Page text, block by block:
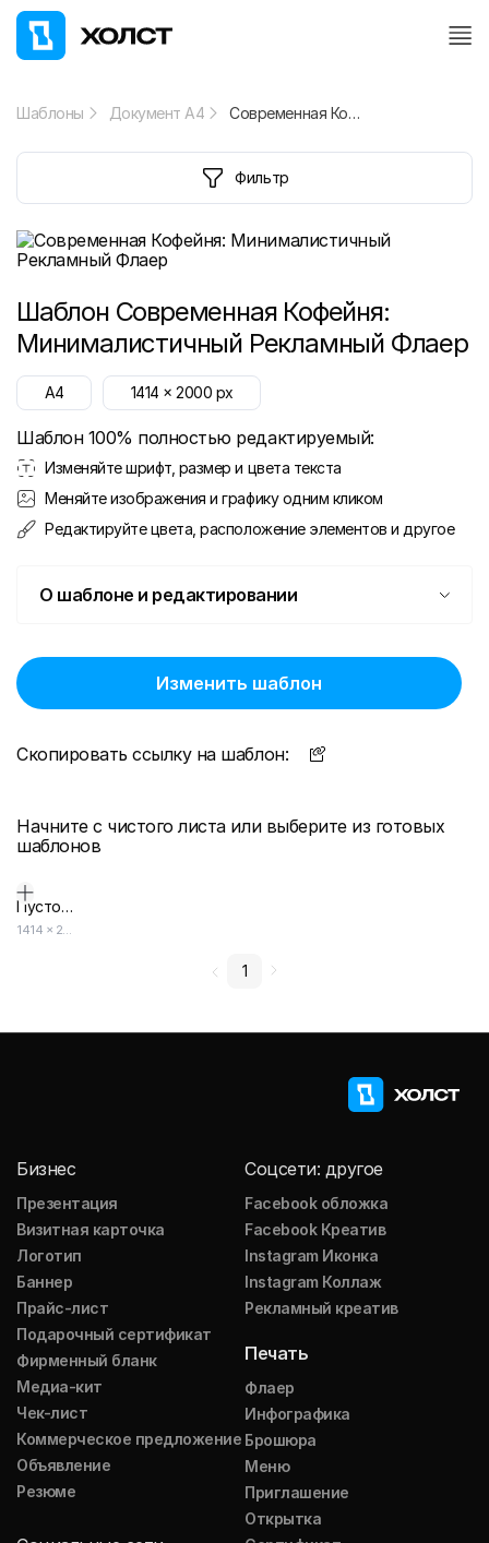
Шаблоны Документ А4 Современная Кофейня: Минималистичный Рекламный Флаер
Фильтр
Шаблон Современная Кофейня:
Минималистичный Рекламный Флаер
A4 1414 x2000 px
Шаблон 100% полностью редактируемый:
Изменяйте шрифт, размер и цвета текста
Меняйте изображения и графику одним кликом
Редактируйте цвета, расположение элементов и другое
О шаблоне и редактировании
Изменить шаблон
Скопировать ссылку на шаблон:
Начните с чистого листа или выберите из готовых
шаблонов
Пустой дизайн-макет
1414 × 2000
1
Бизнес
Презентация
Визитная карточка
Логотип
Баннер
Прайс-лист
Подарочный сертификат
Фирменный бланк
Медиа-кит
Чек-лист
Коммерческое предложение
Объявление
Резюме
Соцсети: другое
Facebook обложка
Facebook Креатив
Instagram Иконка
Instagram Коллаж
Рекламный креатив
Печать
Флаер
Инфографика
Брошюра
Меню
Приглашение
Открытка